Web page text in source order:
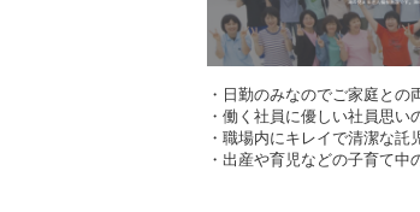
・日勤のみなのでご家庭との
・働く社員に優しい社員思い
・職場内にキレイで清潔な託
・出産や育児などの子育て